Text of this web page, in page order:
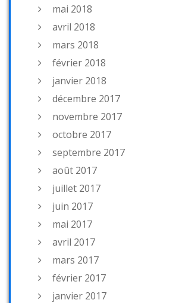
mai 2018
avril 2018
mars 2018
février 2018
janvier 2018
décembre 2017
novembre 2017
octobre 2017
septembre 2017
août 2017
juillet 2017
juin 2017
mai 2017
avril 2017
mars 2017
février 2017
janvier 2017